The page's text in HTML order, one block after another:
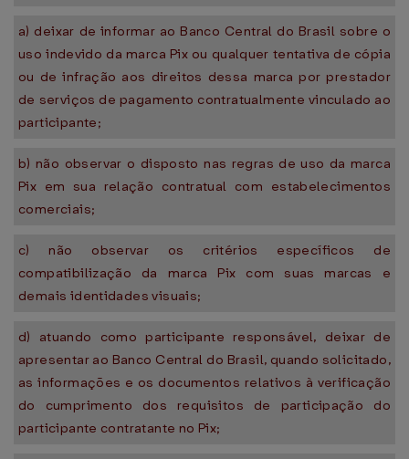
a) deixar de informar ao Banco Central do Brasil sobre o
uso indevido da marca Pix ou qualquer tentativa de cópia
ou de infração aos direitos dessa marca por prestador
de serviços de pagamento contratualmente vinculado ao
participante;
b) não observar o disposto nas regras de uso da marca
Pix em sua relação contratual com estabelecimentos
comerciais;
c) não observar os critérios específicos de
compatibilização da marca Pix com suas marcas e
demais identidades visuais;
d) atuando como participante responsável, deixar de
apresentar ao Banco Central do Brasil, quando solicitado,
as informações e os documentos relativos à verificação
do cumprimento dos requisitos de participação do
participante contratante no Pix;